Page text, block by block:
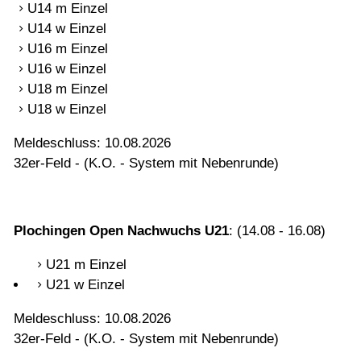
Verein
Mannschaften
Jugend
U14 m Einzel
U14 w Einzel
U16 m Einzel
U16 w Einzel
U18 m Einzel
U18 w Einzel
Meldeschluss: 10.08.2026
32er-Feld - (K.O. - System mit Nebenrunde)
Plochingen Open Nachwuchs U21: (14.08 - 16.08)
U21 m Einzel
U21 w Einzel
Meldeschluss: 10.08.2026
32er-Feld - (K.O. - System mit Nebenrunde)